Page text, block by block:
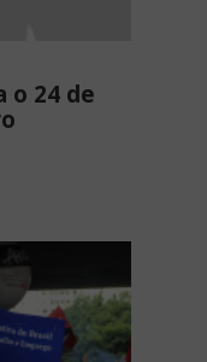
o 24 de